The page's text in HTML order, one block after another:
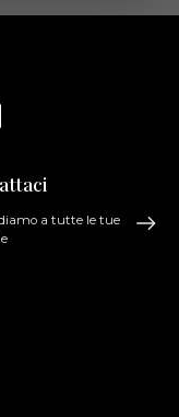
a tutte le tue